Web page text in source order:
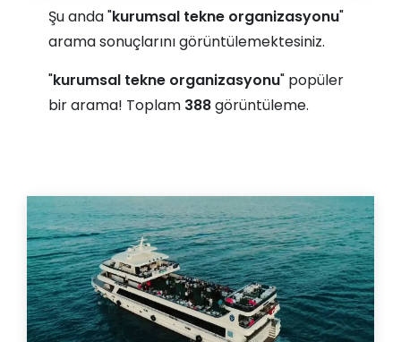
Şu anda "kurumsal tekne organizasyonu"
arama sonuçlarını görüntülemektesiniz.
"kurumsal tekne organizasyonu" popüler
bir arama! Toplam 388görüntüleme.